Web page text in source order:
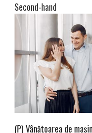
Second-hand
(P) Vânătoarea de